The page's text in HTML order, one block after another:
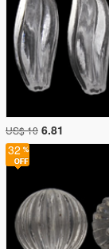
32
US$ 10 6.81